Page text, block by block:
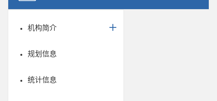
机构简介
规划信息
统计信息